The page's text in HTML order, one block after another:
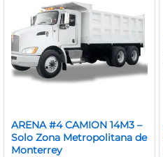
ARENA #4 CAMION 14M3 –
Solo Zona Metropolitana de
Monterrey